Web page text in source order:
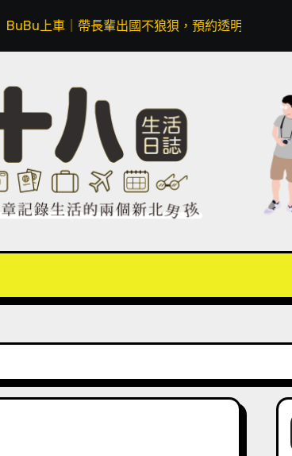
帶長輩出國不狼狽，預約透明價格無隱藏費用，